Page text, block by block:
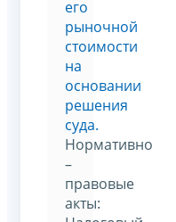
его
рыночной
стоимости
на
основании
решения
суда.
Нормативно
–
правовые
акты: